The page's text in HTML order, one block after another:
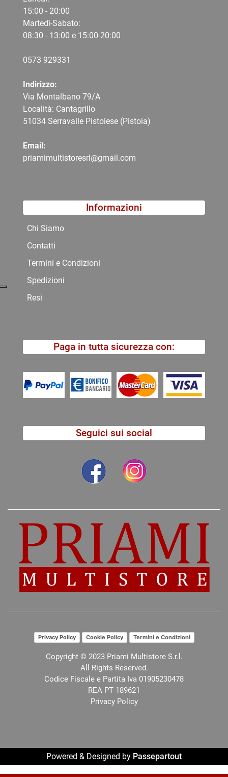
15:00 - 20:00
Martedì-Sabato:
08:30 - 13:00 e 15:00-20:00
0573 929331
Indirizzo:
Via Montalbano 79/A
Località: Cantagrillo
51034 Serravalle Pistoiese (Pistoia)
Email:
priamimultistoresrl@gmail.com
Informazioni
Chi Siamo
Contatti
Termini e Condizioni
Spedizioni
Resi
Paga in tutta sicurezza con:
Seguici sui social
Privacy Policy Cookie Policy Termini e Condizioni
Copyright © 2023 Priami Multistore S.r.l.
All Rights Reserved.
Codice Fiscale e Partita Iva 01905230478
REA PT 189621
Privacy Policy
Powered & Designed by Passepartout